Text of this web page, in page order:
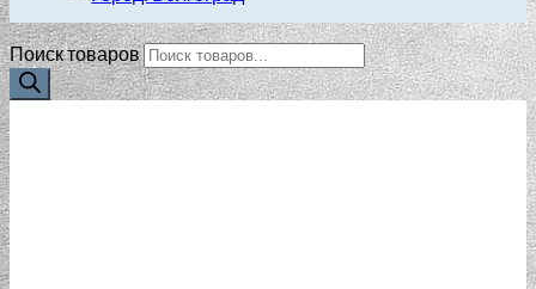
Поиск товаров